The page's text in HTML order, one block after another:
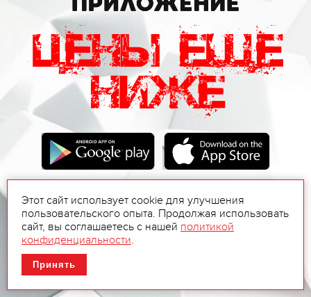
Этот сайт использует cookie для улучшения
пользовательского опыта. Продолжая использовать
сайт, вы соглашаетесь с нашей политикой
конфиденциальности.
Принять